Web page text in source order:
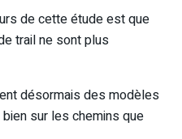
de cette étude est que
trail ne sont plus
désormais des modèles
sur les chemins que